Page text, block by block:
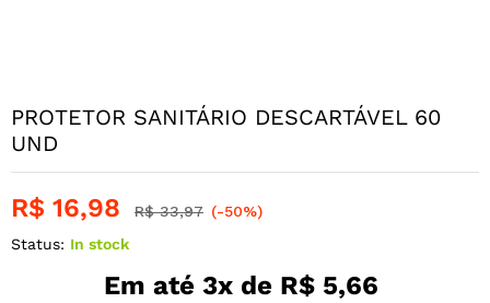
PROTETOR SANITÁRIO DESCARTÁVEL 60
UND
R$ 16,98 R$33,97 (-50%)
Status: In stock
Em até 3x de R$5,66